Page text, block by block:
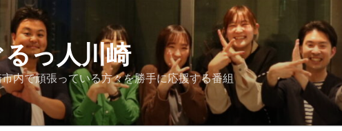
っ人川崎
内で頑張っている方々を勝手に応援する番組